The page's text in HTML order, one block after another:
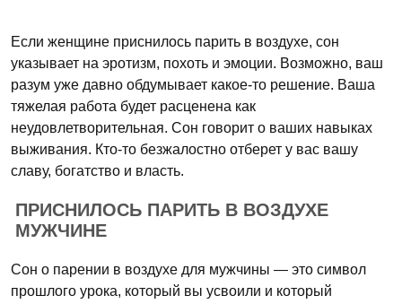
Если женщине приснилось парить в воздухе, сон
указывает на эротизм, похоть и эмоции. Возможно, ваш
разум уже давно обдумывает какое-то решение. Ваша
тяжелая работа будет расценена как
неудовлетворительная. Сон говорит о ваших навыках
выживания. Кто-то безжалостно отберет у вас вашу
славу, богатство и власть.
ПРИСНИЛОСЬ ПАРИТЬ В ВОЗДУХЕ
МУЖЧИНЕ
Сон о парении в воздухе для мужчины — это символ
прошлого урока, который вы усвоили и который